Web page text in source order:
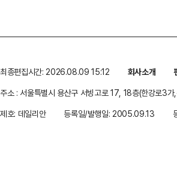
최종편집시간: 2026.08.09 15:12 회사소개
주소 : 서울특별시 용산구 서빙고로 17, 18층(한강로3가
제호: 데일리안
등록일/발행일: 2005.09.13